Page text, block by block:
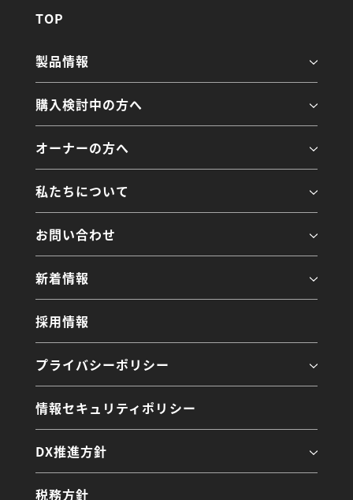
TOP
製品情報
購入検討中の方へ
オーナーの方へ
私たちについて
お問い合わせ
新着情報
採用情報
プライバシーポリシー
情報セキュリティポリシー
DX推進方針
税務方針